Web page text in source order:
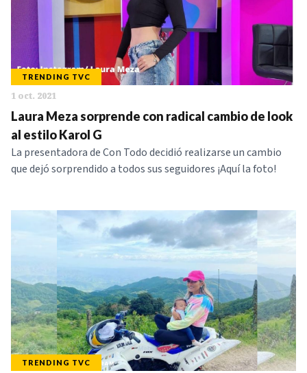
TRENDING TVC
1 oct. 2021
Laura Meza sorprende con radical cambio de look
al estilo Karol G
La presentadora de Con Todo decidió realizarse un cambio
que dejó sorprendido a todos sus seguidores ¡Aquí la foto!
TRENDING TVC